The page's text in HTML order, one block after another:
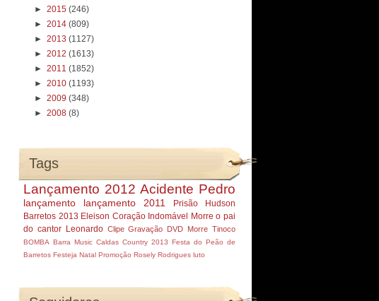
► 2015 (246)
► 2014 (809)
► 2013 (1127)
► 2012 (1613)
► 2011 (1852)
► 2010 (1193)
► 2009 (348)
► 2008 (8)
Tags
Lançamento 2012 Acidente Pedro
lançamento lançamento 2011
Prisão Hudson
Barretos 2013 Eleison Coração Indomável Morre o pai
do cantor Leonardo Clipe Gravação DVD Morre Tinoco
BOMBA Barra Music Caldas Country 2013 Festa do Peão de
Barretos Festeja Natal Promoção Rosely Rodrigues luto